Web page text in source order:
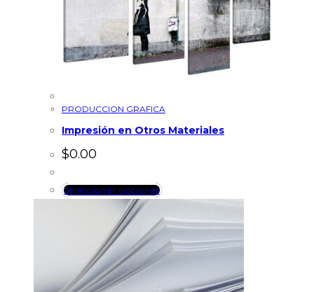
PRODUCCION GRAFICA
Impresión en Otros Materiales
$0.00
Seleccionar opciones